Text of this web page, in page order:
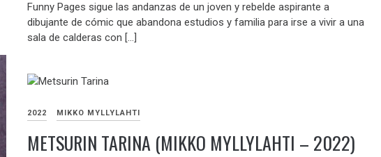
Funny Pages sigue las andanzas de un joven y rebelde aspirante a
dibujante de cómic que abandona estudios y familia para irse a vivir a una
sala de calderas con […]
2022 MIKKO MYLLYLAHTI
METSURIN TARINA (MIKKO MYLLYLAHTI – 2022)